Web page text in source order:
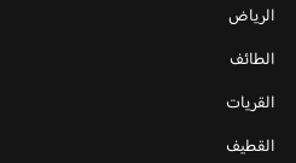
الرياض
الطائف
القريات
القطيف